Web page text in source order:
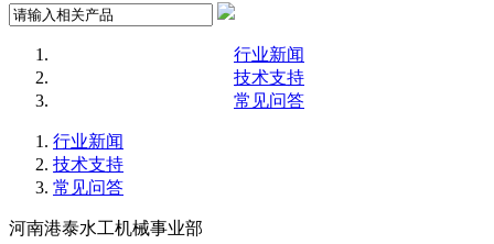
行业新闻
技术支持
常见问答
行业新闻
技术支持
常见问答
河南港泰水工机械事业部